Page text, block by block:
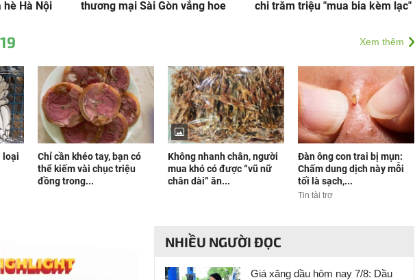
hè Hà Nội
thương mại Sài Gòn vắng hoe
chi trăm triệu "mua bia kèm lạc"
Xem thêm
loại
Chỉ cần khéo tay, bạn có
thể kiếm vài chục triệu
đồng trong...
Không nhanh chân, người
mua khó có được “vũ nữ
chân dài” ăn...
Đàn ông con trai bị mụn:
Chấm dung dịch này mỗi
tối là sạch,...
Tin tài trợ
NHIỀU NGƯỜI ĐỌC
Giá xăng dầu hôm nay 7/8: Dầu